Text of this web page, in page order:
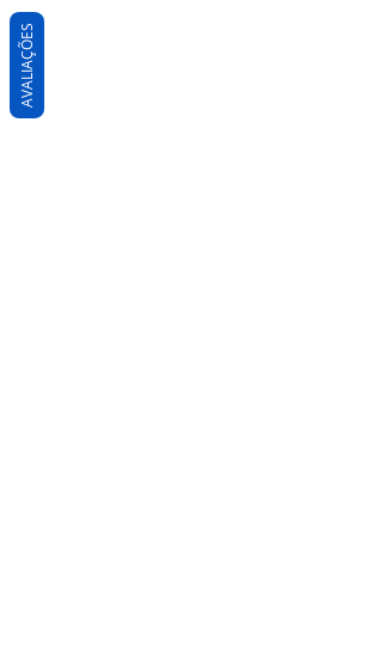
AVALIAÇÕES